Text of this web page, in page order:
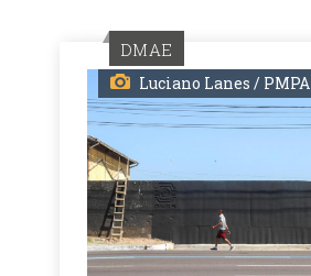
DMAE
Luciano Lanes / PMPA